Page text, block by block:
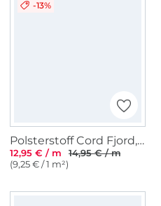
-13%
Polsterstoff Cord Fjord, beige
12,95 € / m
14,95 € / m
(9,25 € / 1 m²)